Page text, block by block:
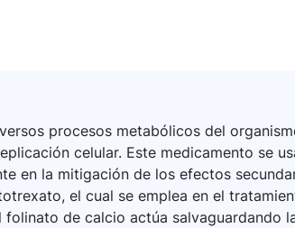
procesos metabólicos del
celular. Este medicamento se
en la mitigación de los efectos
el cual se emplea en el
de calcio actúa salvaguardando